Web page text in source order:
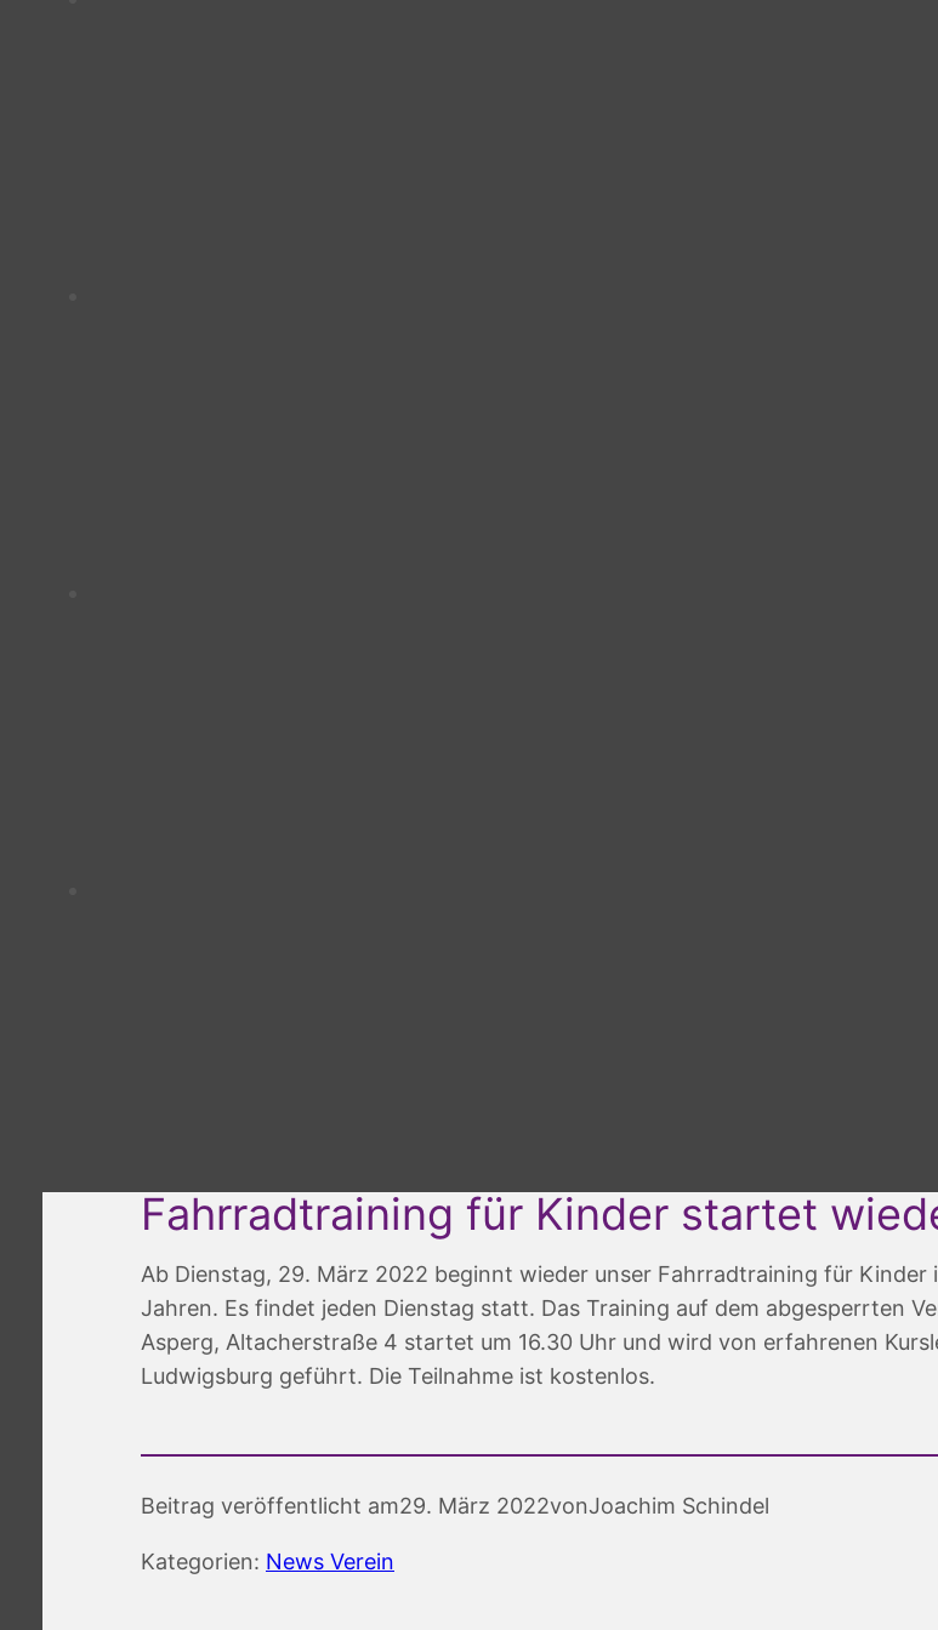
Fahrradtraining für Kinder startet
Ab Dienstag, 29. März 2022 beginnt wieder unser Fahrradtraining für Kinder
Jahren. Es findet jeden Dienstag statt. Das Training auf dem abgesperrten
Asperg, Altacherstraße 4 startet um 16.30 Uhr und wird von erfahrenen
Ludwigsburg geführt. Die Teilnahme ist kostenlos.
Beitrag veröffentlicht am29. März 2022vonJoachim Schindel
Kategorien: News Verein